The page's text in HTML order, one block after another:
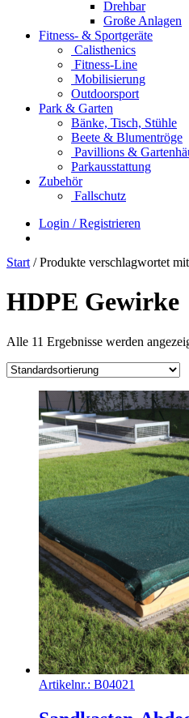
Drehbar
Große Anlagen
Fitness- & Sportgeräte
Calisthenics
Fitness-Line
Mobilisierung
Outdoorsport
Park & Garten
Bänke, Tisch, Stühle
Beete & Blumentröge
Pavillions &
Parkausstattung
Zubehör
Fallschutz
Login / Registrieren
Start / Produkte verschlagwortet
HDPE Gewirke
Alle 11 Ergebnisse werden
Artikelnr.: B04021